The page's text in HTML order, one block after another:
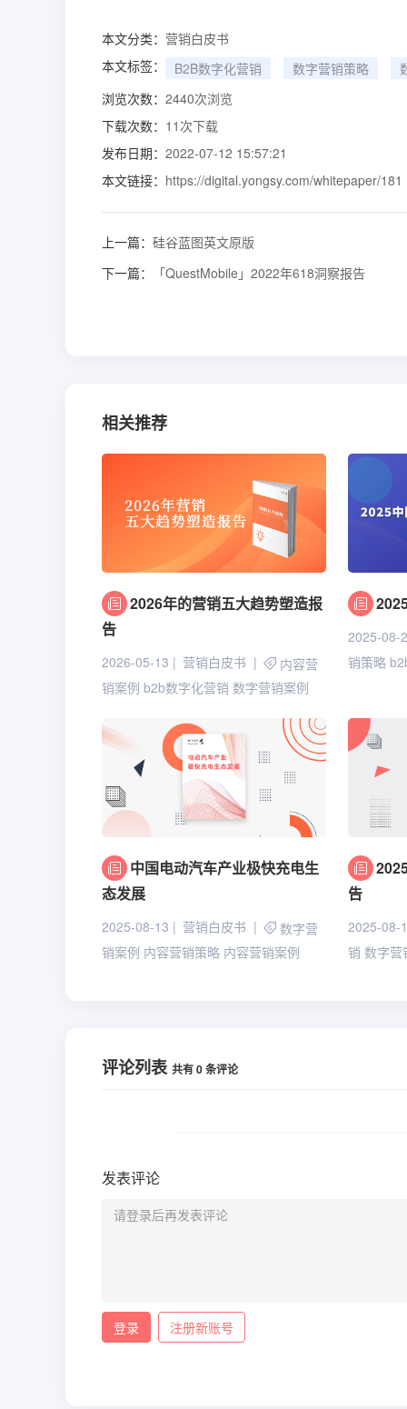
本文分类： 营销白皮书
本文标签：
B2B数字化营销 数字营销策略
浏览次数： 2440次浏览
下载次数： 11次下载
发布日期： 2022-07-12 15:57:21
本文链接： https://digital.yongsy.com/whitepaper/181
上一篇： 硅谷蓝图英文原版
下一篇：
「QuestMobile」2022年618洞察报告
相关推荐
2026年的营销五大趋势塑造报
告
2026-05-13 营销白皮书
内容营
销案例 b2b数字化营销 数字营销案例
2025-08-
销策略
中国电动汽车产业极快充电生
态发展
2025-08-13 营销白皮书
数字营
销案例 内容营销策略 内容营销案例
告
2025-08-
销 数字营
评论列表 共有0条评论
发表评论
登录 注册新账号